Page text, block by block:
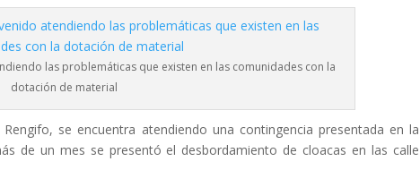
las problemáticas que existen en las comunidades con la
dotación de material
se encuentra atendiendo una contingencia presentada en la
de un mes se presentó el desbordamiento de cloacas en las calle